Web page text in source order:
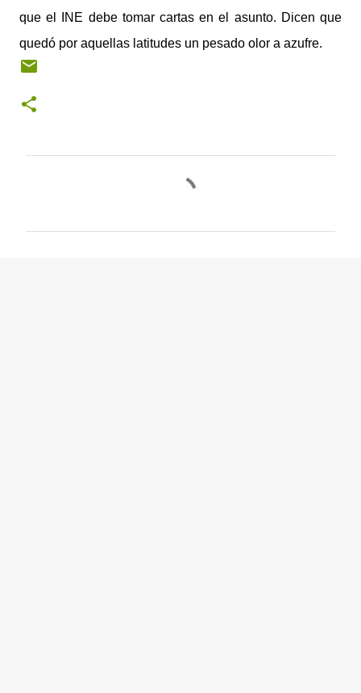
que el INE debe tomar cartas en el asunto. Dicen que
quedó por aquellas latitudes un pesado olor a azufre.